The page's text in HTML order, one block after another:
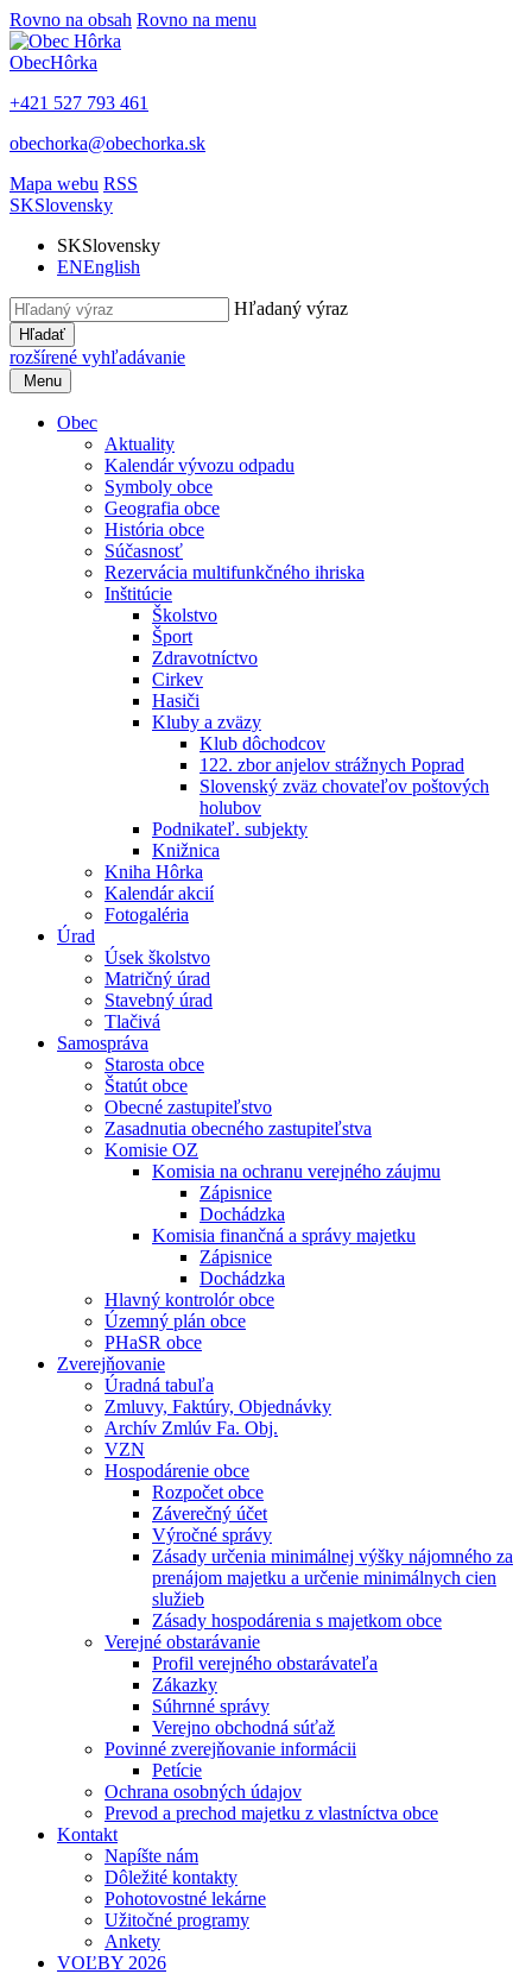
Rovno na obsah Rovno na menu
ObecHôrka
+421 527 793 461
obechorka@obechorka.sk
Mapa webu RSS
SKSlovensky
SKSlovensky
ENEnglish
Hľadaný výraz
Hľadať
rozšírené vyhľadávanie
Menu
Obec
Aktuality
Kalendár vývozu odpadu
Symboly obce
Geografia obce
História obce
Súčasnosť
Rezervácia multifunkčného ihriska
Inštitúcie
Školstvo
Šport
Zdravotníctvo
Cirkev
Hasiči
Kluby a zväzy
Klub dôchodcov
122. zbor anjelov strážnych Poprad
Slovenský zväz chovateľov poštových
holubov
Podnikateľ. subjekty
Knižnica
Kniha Hôrka
Kalendár akcií
Fotogaléria
Úrad
Úsek školstvo
Matričný úrad
Stavebný úrad
Tlačivá
Samospráva
Starosta obce
Štatút obce
Obecné zastupiteľstvo
Zasadnutia obecného zastupiteľstva
Komisie OZ
Komisia na ochranu verejného záujmu
Zápisnice
Dochádzka
Komisia finančná a správy majetku
Zápisnice
Dochádzka
Hlavný kontrolór obce
Územný plán obce
PHaSR obce
Zverejňovanie
Úradná tabuľa
Zmluvy, Faktúry, Objednávky
Archív Zmlúv Fa. Obj.
VZN
Hospodárenie obce
Rozpočet obce
Záverečný účet
Výročné správy
Zásady určenia minimálnej výšky nájomného za
prenájom majetku a určenie minimálnych cien
služieb
Zásady hospodárenia s majetkom obce
Verejné obstarávanie
Profil verejného obstarávateľa
Zákazky
Súhrnné správy
Verejno obchodná súťaž
Povinné zverejňovanie informácii
Petície
Ochrana osobných údajov
Prevod a prechod majetku z vlastníctva obce
Kontakt
Napíšte nám
Dôležité kontakty
Pohotovostné lekárne
Užitočné programy
Ankety
VOĽBY 2026